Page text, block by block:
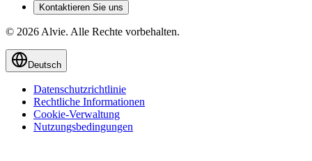
Kontaktieren Sie uns
© 2026 Alvie. Alle Rechte vorbehalten.
Deutsch
Datenschutzrichtlinie
Rechtliche Informationen
Cookie-Verwaltung
Nutzungsbedingungen